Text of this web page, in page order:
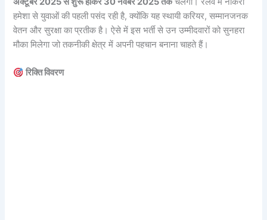
हमेशा से युवाओं की पहली पसंद रही है, क्योंकि यह स्थायी करियर, सम्मानजनक
वेतन और सुरक्षा का प्रतीक है। ऐसे में इस भर्ती से उन उम्मीदवारों को सुनहरा
मौका मिलेगा जो तकनीकी क्षेत्र में अपनी पहचान बनाना चाहते हैं।
रिक्ति विवरण